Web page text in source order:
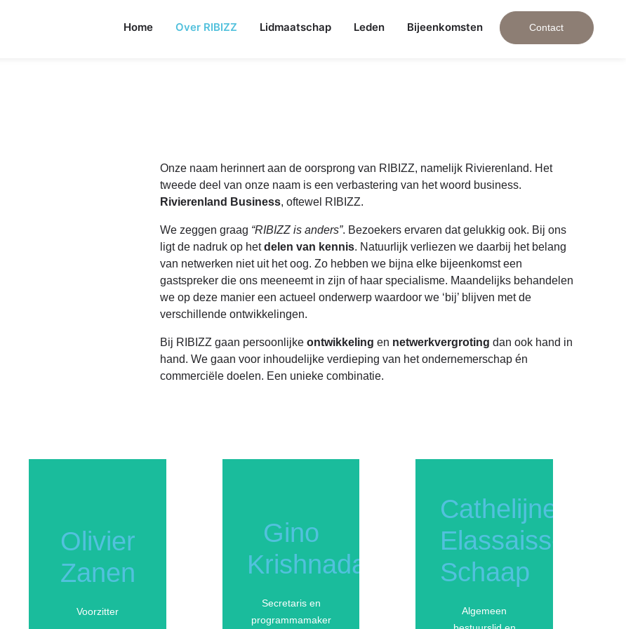
Home Over RIBIZZ Lidmaatschap Leden Bijeenkomsten Contact
Onze naam herinnert aan de oorsprong van RIBIZZ, namelijk Rivierenland. Het
tweede deel van onze naam is een verbastering van het woord business.
Rivierenland Business, oftewel RIBIZZ.
We zeggen graag “RIBIZZ is anders”. Bezoekers ervaren dat gelukkig ook. Bij ons
ligt de nadruk op hetdelen van kennis. Natuurlijk verliezen we daarbij het belang
van netwerken niet uit het oog. Zo hebben we bijna elke bijeenkomst een
gastspreker die ons meeneemt in zijn of haar specialisme. Maandelijks behandelen
we op deze manier een actueel onderwerp waardoor we ‘bij’ blijven met de
verschillende ontwikkelingen.
Bij RIBIZZ gaan persoonlijke ontwikkeling en netwerkvergroting dan ook hand in
hand. We gaan voor inhoudelijke verdieping van het ondernemerschap én
commerciële doelen. Een unieke combinatie.
Olivier
Zanen
Voorzitter
Gino
Krishnadath
Secretaris en
programmamaker
Cathelijne
Elassaiss-
Schaap
Algemeen